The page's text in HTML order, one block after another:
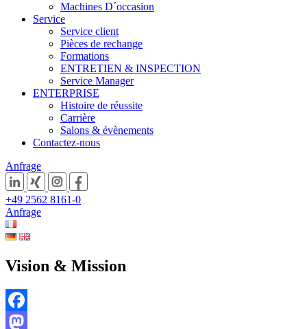
Machines D´occasion
Service
Service client
Pièces de rechange
Formations
ENTRETIEN & INSPECTION
Service Manager
ENTERPRISE
Histoire de réussite
Carrière
Salons & évènements
Contactez-nous
Anfrage
+49 2562 8161-0
Anfrage
Vision & Mission
Facebook